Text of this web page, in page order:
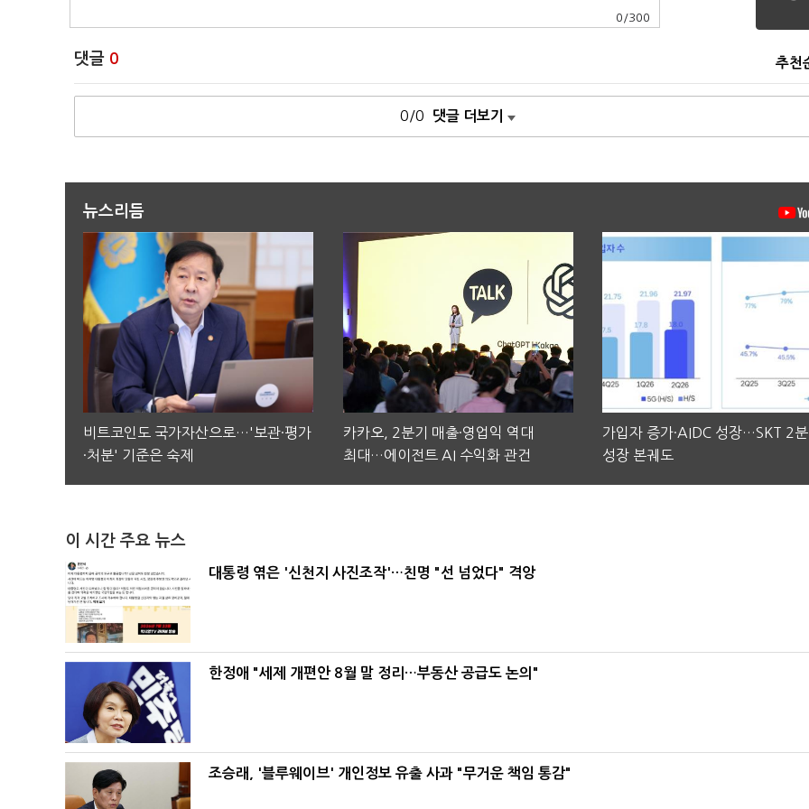
0 /300
댓글 0 추천
0/0 댓글 더보기
뉴스리듬
비트코인도 국가자산으로…'보관·평가
·처분' 기준은 숙제
카카오, 2분기 매출·영업익 역대
최대…에이전트 AI 수익화 관건
가입자 증가·AIDC 성장…SKT 2
성장 본궤도
이 시간 주요 뉴스
대통령 엮은 '신천지 사진조작'…친명 "선 넘었다" 격앙
한정애 "세제 개편안 8월 말 정리…부동산 공급도 논의"
조승래, '블루웨이브' 개인정보 유출 사과 "무거운 책임 통감"